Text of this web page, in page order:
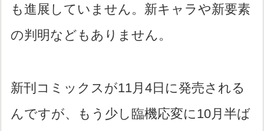
も進展していません。新キャラや新要素
の判明などもありません。
新刊コミックスが11月4日に発売される
んですが、もう少し臨機応変に10月半ば